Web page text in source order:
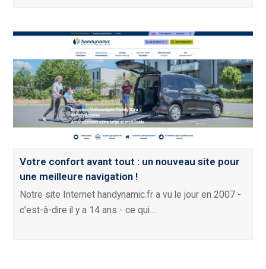
Votre confort avant tout : un nouveau site pour
une meilleure navigation !
Notre site Internet handynamic.fr a vu le jour en 2007 -
c’est-à-dire il y a 14 ans - ce qui…